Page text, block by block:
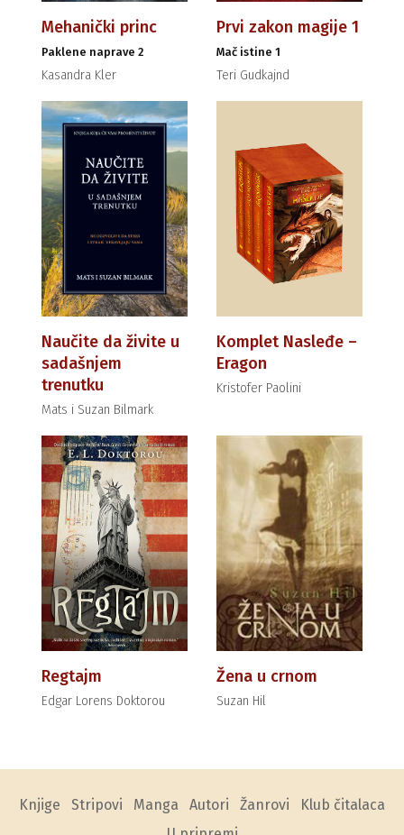
Mehanički princ
Paklene naprave 2
Kasandra Kler
Prvi zakon magije 1
Mač istine 1
Teri Gudkajnd
Naučite da živite u
sadašnjem
trenutku
Mats i Suzan Bilmark
Komplet Nasleđe –
Eragon
Kristofer Paolini
Regtajm
Edgar Lorens Doktorou
Žena u crnom
Suzan Hil
Knjige Stripovi Manga Autori Žanrovi
Klub čitalaca